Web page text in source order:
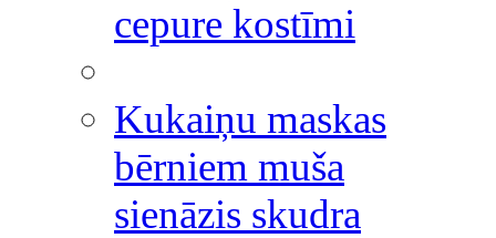
cepure kostīmi
Kukaiņu maskas
bērniem muša
sienāzis skudra